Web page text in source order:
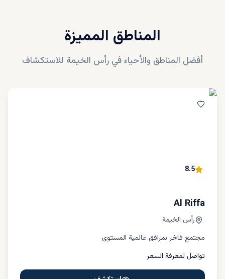
المناطق المميزة
أفضل المناطق والأحياء في رأس الخيمة للاستكشاف
8.5
Al Riffa
رأس الخيمة
مجتمع فاخر بمرافق عالمية المستوى
تواصل لمعرفة السعر